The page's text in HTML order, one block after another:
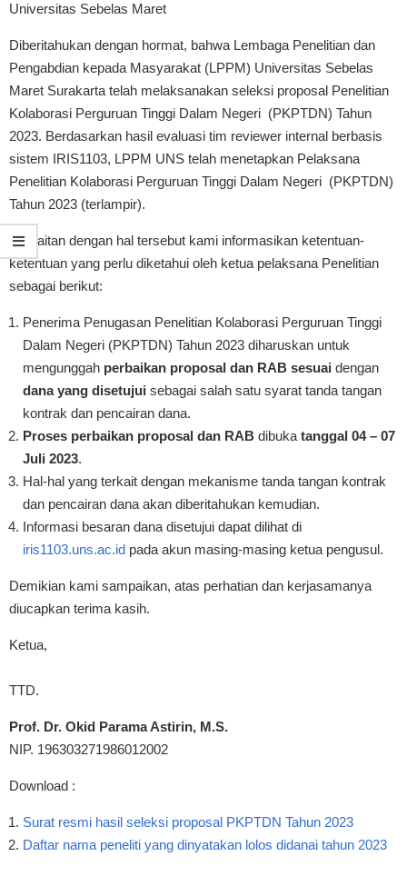
Universitas Sebelas Maret
Diberitahukan dengan hormat, bahwa Lembaga Penelitian dan
Pengabdian kepada Masyarakat (LPPM) Universitas Sebelas
Maret Surakarta telah melaksanakan seleksi proposal Penelitian
Kolaborasi Perguruan Tinggi Dalam Negeri (PKPTDN) Tahun
2023. Berdasarkan hasil evaluasi tim reviewer internal berbasis
sistem IRIS1103, LPPM UNS telah menetapkan Pelaksana
Penelitian Kolaborasi Perguruan Tinggi Dalam Negeri (PKPTDN)
Tahun 2023 (terlampir).
Berkaitan dengan hal tersebut kami informasikan ketentuan-
ketentuan yang perlu diketahui oleh ketua pelaksana Penelitian
sebagai berikut:
Penerima Penugasan Penelitian Kolaborasi Perguruan Tinggi
Dalam Negeri (PKPTDN) Tahun 2023 diharuskan untuk
mengunggah perbaikan proposal dan RAB sesuai dengan
dana yang disetujui sebagai salah satu syarat tanda tangan
kontrak dan pencairan dana.
Proses perbaikan proposal dan RAB dibuka tanggal 04 – 07
Juli 2023.
Hal-hal yang terkait dengan mekanisme tanda tangan kontrak
dan pencairan dana akan diberitahukan kemudian.
Informasi besaran dana disetujui dapat dilihat di
iris1103.uns.ac.id pada akun masing-masing ketua pengusul.
Demikian kami sampaikan, atas perhatian dan kerjasamanya
diucapkan terima kasih.
Ketua,
TTD.
Prof. Dr. Okid Parama Astirin, M.S.
NIP. 196303271986012002
Download :
Surat resmi hasil seleksi proposal PKPTDN Tahun 2023
Daftar nama peneliti yang dinyatakan lolos didanai tahun 2023